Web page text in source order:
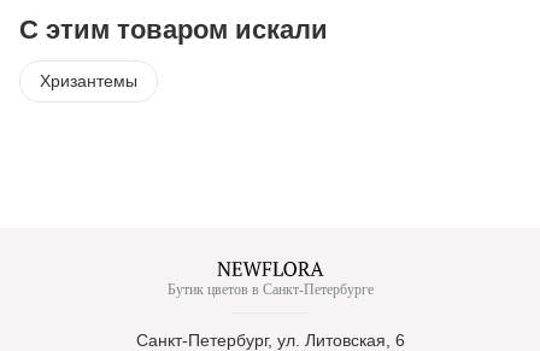
С этим товаром искали
Хризантемы
Бутик цветов в Санкт-Петербурге
Санкт-Петербург, ул. Литовская, 6